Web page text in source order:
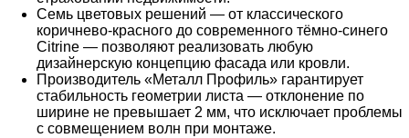
Семь цветовых решений — от классического
коричнево-красного до современного тёмно-синего
Citrine — позволяют реализовать любую
дизайнерскую концепцию фасада или кровли.
Производитель «Металл Профиль» гарантирует
стабильность геометрии листа — отклонение по
ширине не превышает 2 мм, что исключает проблемы
с совмещением волн при монтаже.